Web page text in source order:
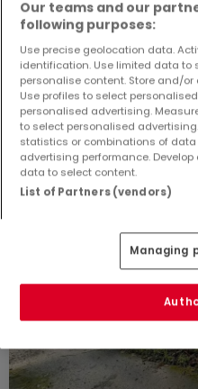
Our teams and our
following purposes:
Use precise geolocation data.
identification. Use limited data to
personalise content. Store and/
Use profiles to select
personalised advertising.
to select personalised
statistics or combinations of
advertising performance.
data to select content.
List of Partners (vendors)
Managing